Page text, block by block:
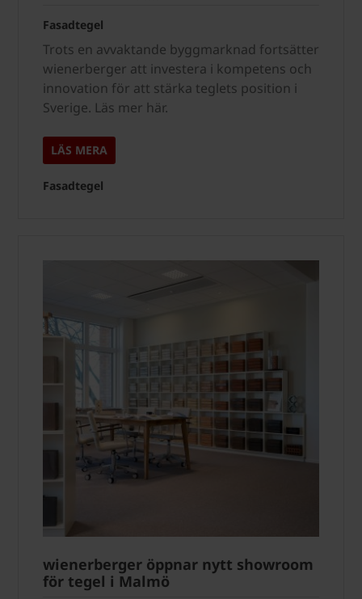
Fasadtegel
Trots en avvaktande byggmarknad fortsätter
wienerberger att investera i kompetens och
innovation för att stärka teglets position i
Sverige. Läs mer här.
LÄS MERA
Fasadtegel
wienerberger öppnar nytt showroom
för tegel i Malmö